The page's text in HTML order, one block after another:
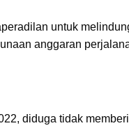
untuk
anggaran
diduga tidak